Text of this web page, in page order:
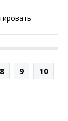
8 9
10